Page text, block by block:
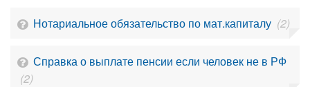
Нотариальное обязательство по мат.капиталу (2)
Справка о выплате пенсии если человек не в РФ
(2)